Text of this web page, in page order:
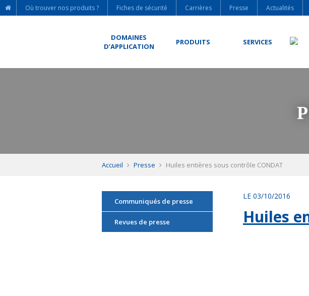
Où trouver nos produits ? Fiches de sécurité Carrières Presse Actualités
DOMAINES
D’APPLICATION
PRODUITS SERVICES
Accueil Presse Huiles entières sous contrôle CONDAT
Communiqués de presse
Revues de presse
LE 03/10/2016
Huiles